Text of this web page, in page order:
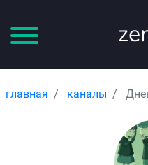
главная каналы